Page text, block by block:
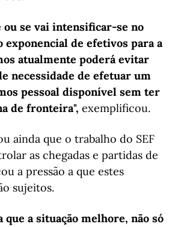
ou se vai intensificar-se no
exponencial de efetivos para a
atualmente poderá evitar
necessidade de efetuar um
pessoal disponível sem ter
de fronteira", exemplificou.
ainda que o trabalho do SEF
as chegadas e partidas de
a pressão a que estes
sujeitos.
que a situação melhore, não só